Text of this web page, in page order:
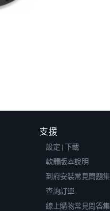
支援
設定 | 下載
軟體版本說明
到府安裝常見問題集
查詢訂單
線上購物常見問答集